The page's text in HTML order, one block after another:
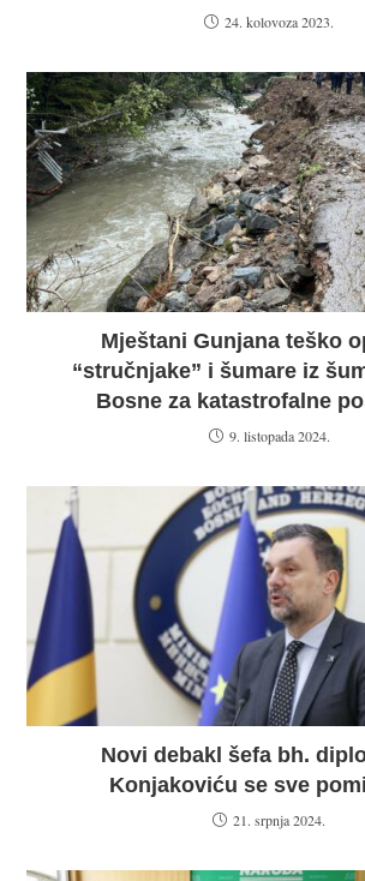
24. kolovoza 2023.
Mještani Gunjana teško
“stručnjake” i šumare iz
Bosne za katastrofalne
9. listopada 2024.
Novi debakl šefa bh.
Konjakoviću se sve
21. srpnja 2024.